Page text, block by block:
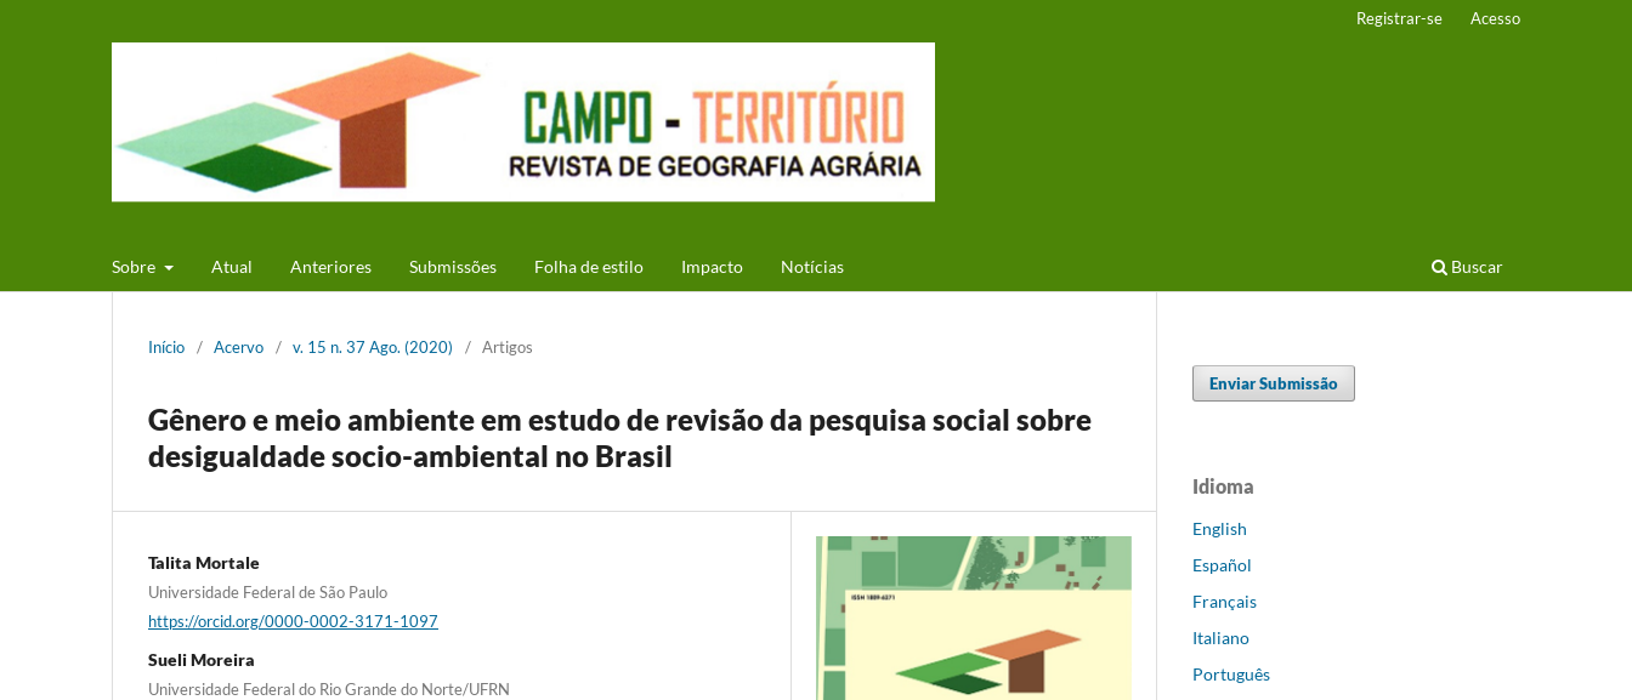
Sobre Atual Anteriores Submissões Folha de estilo Impacto Notícias Buscar
Registrar-se Acesso
Início / Acervo / v. 15 n. 37 Ago. (2020) / Artigos
Gênero e meio ambiente em estudo de revisão da pesquisa social sobre
desigualdade socio-ambiental no Brasil
Talita Mortale
Universidade Federal de São Paulo
https://orcid.org/0000-0002-3171-1097
Sueli Moreira
Universidade Federal do Rio Grande do Norte/UFRN
Enviar Submissão
Idioma
English
Español
Français
Italiano
Português